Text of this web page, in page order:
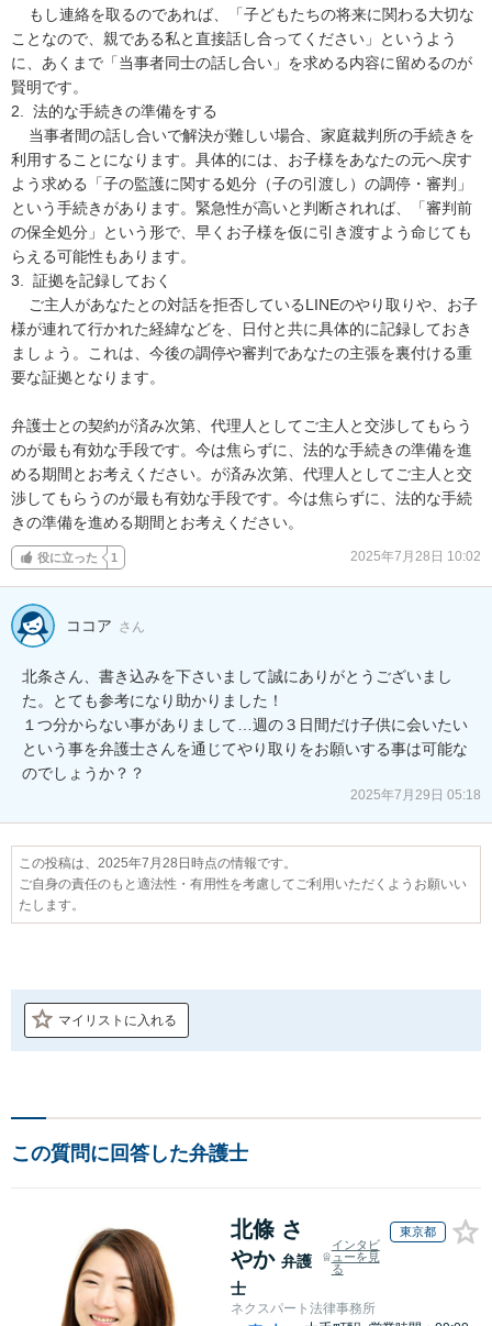
ことなので、親である私と直接話し合ってください」というよう
に、あくまで「当事者同士の話し合い」を求める内容に留めるのが
賢明です。
2.  法的な手続きの準備をする
利用することになります。具体的には、お子様をあなたの元へ戻す
よう求める「子の監護に関する処分（子の引渡し）の調停・審判」
という手続きがあります。緊急性が高いと判断されれば、「審判前
の保全処分」という形で、早くお子様を仮に引き渡すよう命じても
らえる可能性もあります。
3.  証拠を記録しておく
様が連れて行かれた経緯などを、日付と共に具体的に記録しておき
ましょう。これは、今後の調停や審判であなたの主張を裏付ける重
要な証拠となります。
弁護士との契約が済み次第、代理人としてご主人と交渉してもらう
のが最も有効な手段です。今は焦らずに、法的な手続きの準備を進
める期間とお考えください。が済み次第、代理人としてご主人と交
渉してもらうのが最も有効な手段です。今は焦らずに、法的な手続
きの準備を進める期間とお考えください。
役に立った 1 2025年7月28日 10:02
ココア さん
北条さん、書き込みを下さいまして誠にありがとうございまし
た。とても参考になり助かりました！
１つ分からない事がありまして…週の３日間だけ子供に会いたい
という事を弁護士さんを通じてやり取りをお願いする事は可能な
のでしょうか？？
2025年7月29日 05:18
この投稿は、2025年7月28日時点の情報です。
ご自身の責任のもと適法性・有用性を考慮してご利用いただくようお願いい
たします。
マイリストに入れる
この質問に回答した弁護士
北條 さ
やか 弁護
士
インタビ
ューを見
る
東京都
ネクスパート法律事務所